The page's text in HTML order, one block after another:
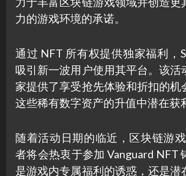
力的游戏环境的承诺。
通过 NFT 所有权提供独家福利，
吸引新一波用户使用其平台。该活
家提供了享受抢先体验和折扣的机
这些稀有数字资产的升值中潜在获
随着活动日期的临近，区块链游
者将会热衷于参加 Vanguard NFT
是游戏内专属福利的诱惑，还是潜